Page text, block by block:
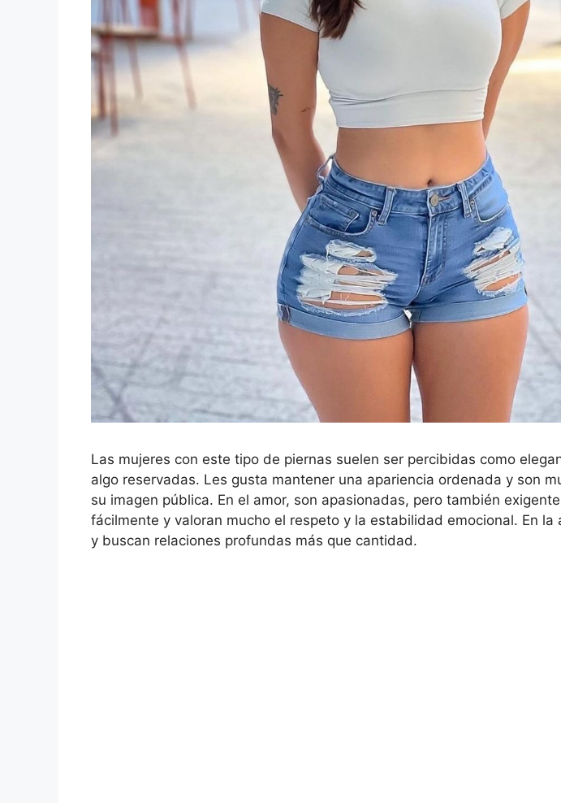
Las mujeres con este tipo de piernas suelen ser percibidas como
algo reservadas. Les gusta mantener una apariencia ordenada y son
su imagen pública. En el amor, son apasionadas, pero también
fácilmente y valoran mucho el respeto y la estabilidad emocional. En la
y buscan relaciones profundas más que cantidad.